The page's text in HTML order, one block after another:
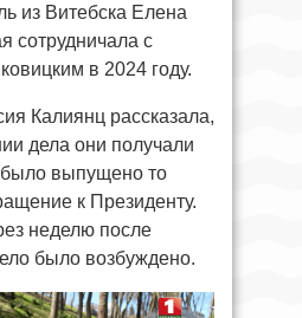
из Витебска Елена
сотрудничала с
в 2024 году.
Калиянц рассказала,
дела они получали
было выпущено то
к Президенту.
неделю после
было возбуждено.